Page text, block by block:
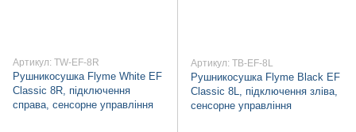
Артикул: TW-EF-8R
Рушникосушка Flyme White EF
Classic 8R, підключення
справа, сенсорне управління
Артикул: TB-EF-8L
Рушникосушка Flyme Black EF
Classic 8L, підключення зліва,
сенсорне управління